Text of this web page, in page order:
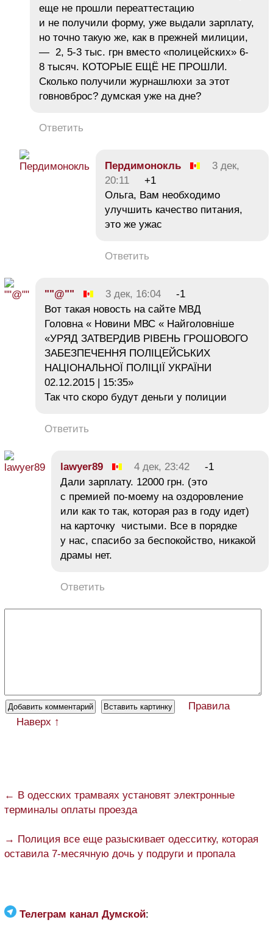
еще не прошли переаттестацию
и не получили форму, уже выдали зарплату,
но точно такую же, как в прежней милиции,
— 2, 5-3 тыс. грн вместо «полицейских» 6-
8 тысяч. КОТОРЫЕ ЕЩЁ НЕ ПРОШЛИ.
Сколько получили журнашлюхи за этот
говновброс? думская уже на дне?
Ответить
Пердимонокль
3 дек,
20:11
+1
Ольга, Вам необходимо
улучшить качество питания,
это же ужас
Ответить
""@"" 3 дек, 16:04
-1
Вот такая новость на сайте МВД
Головна « Новини МВС « Найголовніше
«УРЯД ЗАТВЕРДИВ РІВЕНЬ ГРОШОВОГО
ЗАБЕЗПЕЧЕННЯ ПОЛІЦЕЙСЬКИХ
НАЦІОНАЛЬНОЇ ПОЛІЦІЇ УКРАЇНИ
02.12.2015 | 15:35»
Так что скоро будут деньги у полиции
Ответить
lawyer89 4 дек, 23:42
-1
Дали зарплату. 12000 грн. (это
с премией по-моему на оздоровление
или как то так, которая раз в году идет)
на карточку чистыми. Все в порядке
у нас, спасибо за беспокойство, никакой
драмы нет.
Ответить
Правила
Наверх ↑
← В одесских трамваях установят электронные
терминалы оплаты проезда
→ Полиция все еще разыскивает одесситку, которая
оставила 7-месячную дочь у подруги и пропала
Телеграм канал Думской: